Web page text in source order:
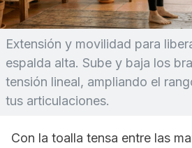
Extensión y movilidad para
espalda alta. Sube y baja los
tensión lineal, ampliando el
tus articulaciones.
Con la toalla tensa entre las